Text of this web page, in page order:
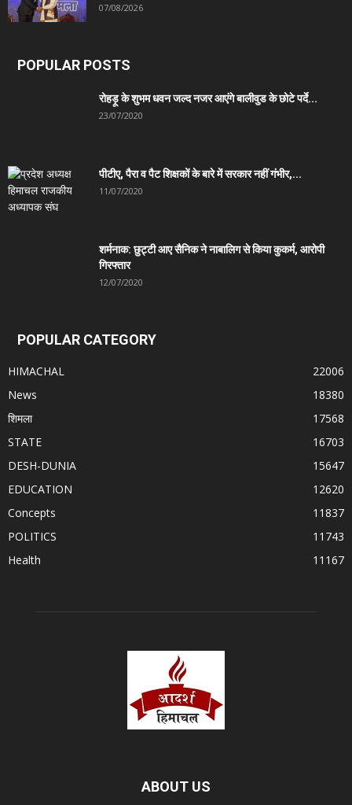
07/08/2026
POPULAR POSTS
रोहड़ू के शुभम धवन जल्द नजर आएंगे बालीवुड के छोटे पर्दे...
23/07/2020
पीटीए, पैरा व पैट शिक्षकों के बारे में सरकार नहीं गंभीर,...
11/07/2020
शर्मनाक: छुट्टी आए सैनिक ने नाबालिग से किया कुकर्म, आरोपी
गिरफ्तार
12/07/2020
POPULAR CATEGORY
HIMACHAL
22006
News
18380
शिमला
17568
STATE
16703
DESH-DUNIA
15647
EDUCATION
12620
Concepts
11837
POLITICS
11743
Health
11167
ABOUT US